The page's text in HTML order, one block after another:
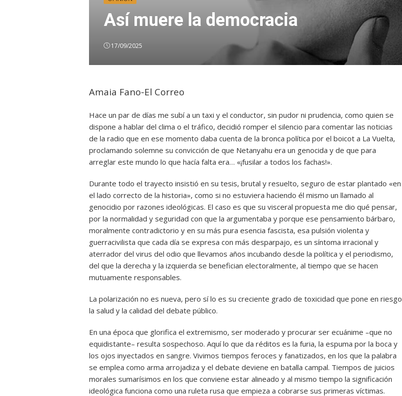
Así muere la democracia
17/09/2025
Amaia Fano-El Correo
Hace un par de días me subí a un taxi y el conductor, sin pudor ni prudencia, como quien se
dispone a hablar del clima o el tráfico, decidió romper el silencio para comentar las noticias
de la radio que en ese momento daba cuenta de la bronca política por el boicot a La Vuelta,
proclamando solemne su convicción de que Netanyahu era un genocida y de que para
arreglar este mundo lo que hacía falta era… «¡fusilar a todos los fachas!».
Durante todo el trayecto insistió en su tesis, brutal y resuelto, seguro de estar plantado «en
el lado correcto de la historia», como si no estuviera haciendo él mismo un llamado al
genocidio por razones ideológicas. El caso es que su visceral propuesta me dio qué pensar,
por la normalidad y seguridad con que la argumentaba y porque ese pensamiento bárbaro,
moralmente contradictorio y en su más pura esencia fascista, esa pulsión violenta y
guerracivilista que cada día se expresa con más desparpajo, es un síntoma irracional y
aterrador del virus del odio que llevamos años incubando desde la política y el periodismo,
del que la derecha y la izquierda se benefician electoralmente, al tiempo que se hacen
mutuamente responsables.
La polarización no es nueva, pero sí lo es su creciente grado de toxicidad que pone en riesgo
la salud y la calidad del debate público.
En una época que glorifica el extremismo, ser moderado y procurar ser ecuánime –que no
equidistante– resulta sospechoso. Aquí lo que da réditos es la furia, la espuma por la boca y
los ojos inyectados en sangre. Vivimos tiempos feroces y fanatizados, en los que la palabra
se emplea como arma arrojadiza y el debate deviene en batalla campal. Tiempos de juicios
morales sumarísimos en los que conviene estar alineado y al mismo tiempo la significación
ideológica funciona como una ruleta rusa que empieza a cobrarse sus primeras víctimas.